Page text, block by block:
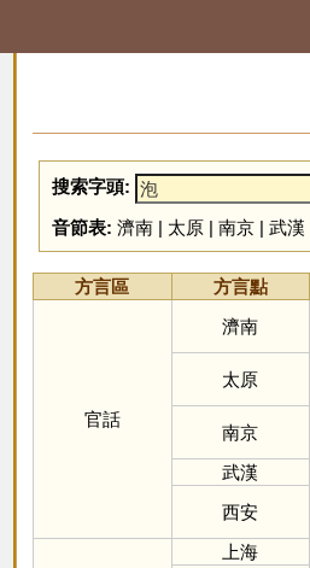
搜索字頭:
音節表: 濟南| 太原| 南京| 武漢
方言區 方言點
官話
濟南
太原
南京
武漢
西安
上海